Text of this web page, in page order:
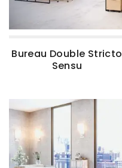
Bureau Double Stricto
Sensu